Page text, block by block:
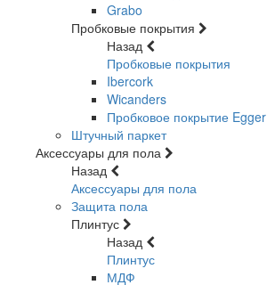
Grabo
Пробковые покрытия
Назад
Пробковые покрытия
Ibercork
Wicanders
Пробковое покрытие Egger
Штучный паркет
Аксессуары для пола
Назад
Аксессуары для пола
Защита пола
Плинтус
Назад
Плинтус
МДФ